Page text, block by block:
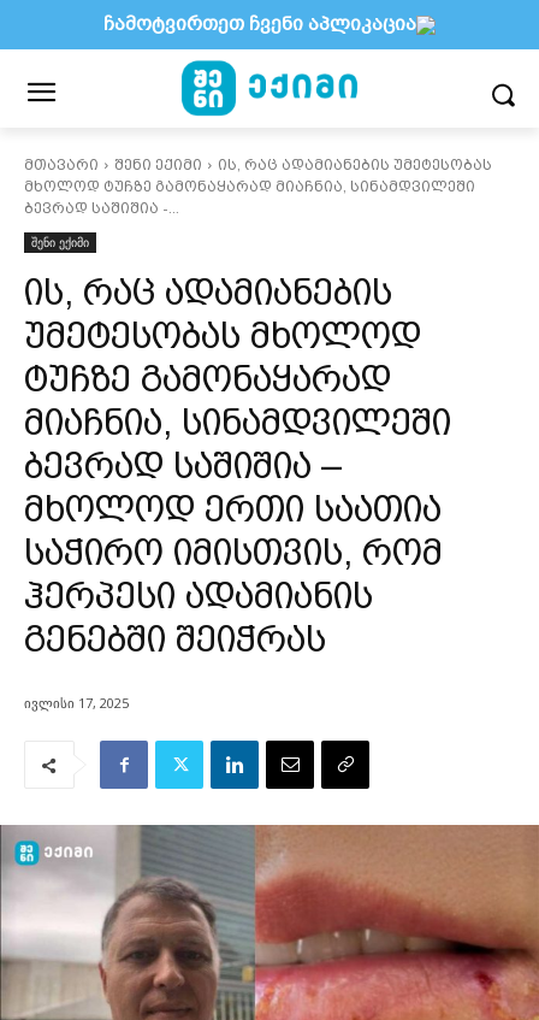
მთავარი შენი ექიმი
ის, რაც ადამიანების უმეტესობას
მხოლოდ ტუჩზე გამონაყარად მიაჩნია, სინამდვილეში
ბევრად საშიშია -...
შენი ექიმი
ის, რაც ადამიანების
უმეტესობას მხოლოდ
ტუჩზე გამონაყარად
მიაჩნია, სინამდვილეში
ბევრად საშიშია –
მხოლოდ ერთი საათია
საჭირო იმისთვის, რომ
ჰერპესი ადამიანის
გენებში შეიჭრას
ივლისი 17, 2025
ჩამოტვირთეთ ჩვენი აპლიკაცია